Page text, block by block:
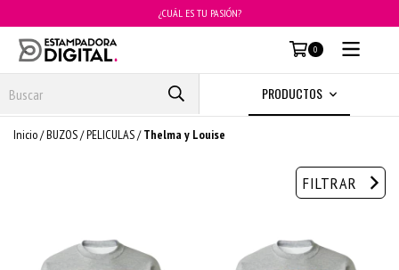
¿CUÁL ES TU PASIÓN?
0
PRODUCTOS
Inicio/BUZOS/PELICULAS/ Thelma y Louise
FILTRAR